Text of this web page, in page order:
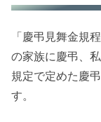
「慶弔見舞金規
の家族に慶弔、
規定で定めた慶
す。